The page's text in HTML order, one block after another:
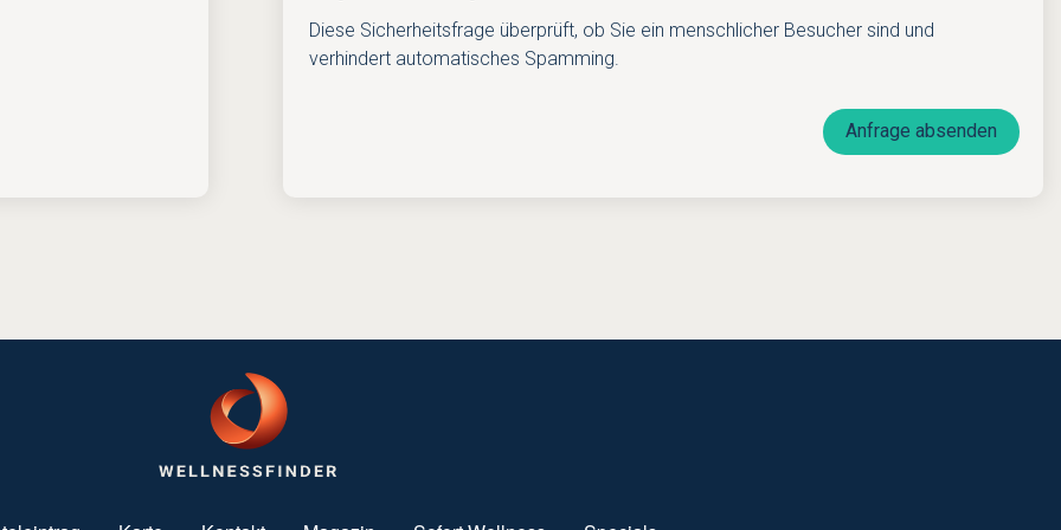
Diese Sicherheitsfrage überprüft, ob Sie ein menschlicher Besucher sind und
verhindert automatisches Spamming.
Anfrage absenden